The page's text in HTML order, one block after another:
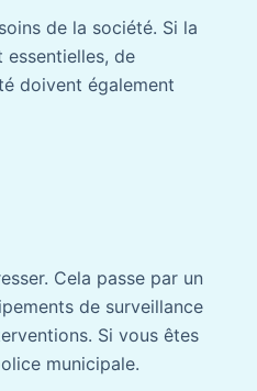
de la société. Si la
de
doivent également
Cela passe par un
de surveillance
Si vous êtes
municipale.